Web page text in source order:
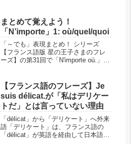
日本語にも共通するポイントがあるん
です！「風邪をひいている」このブロ
グ...
まとめて覚えよう！
「N’importe」1: où/quel/quoi
「～でも」表現まとめ！ シリーズ
【フランス語版 星の王子さまのフレ
ーズ】の第31回で「N'importe où.」と
る決まった形で、後ろに疑問詞がつき
ます。第31...
【フランス語のフレーズ】Je
suis délicat.が「私はデリケー
トだ」とは言っていない理由
「délicat」から「デリケート」へ外来
語「デリケート」は、フランス語の
「délicat」が英語を経由して日本語に